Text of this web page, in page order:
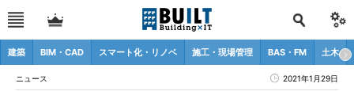
建築 BIM・CAD スマート化・リノベ 施工・現場管理 BAS・FM 土木
ニュース 2021年1月29日